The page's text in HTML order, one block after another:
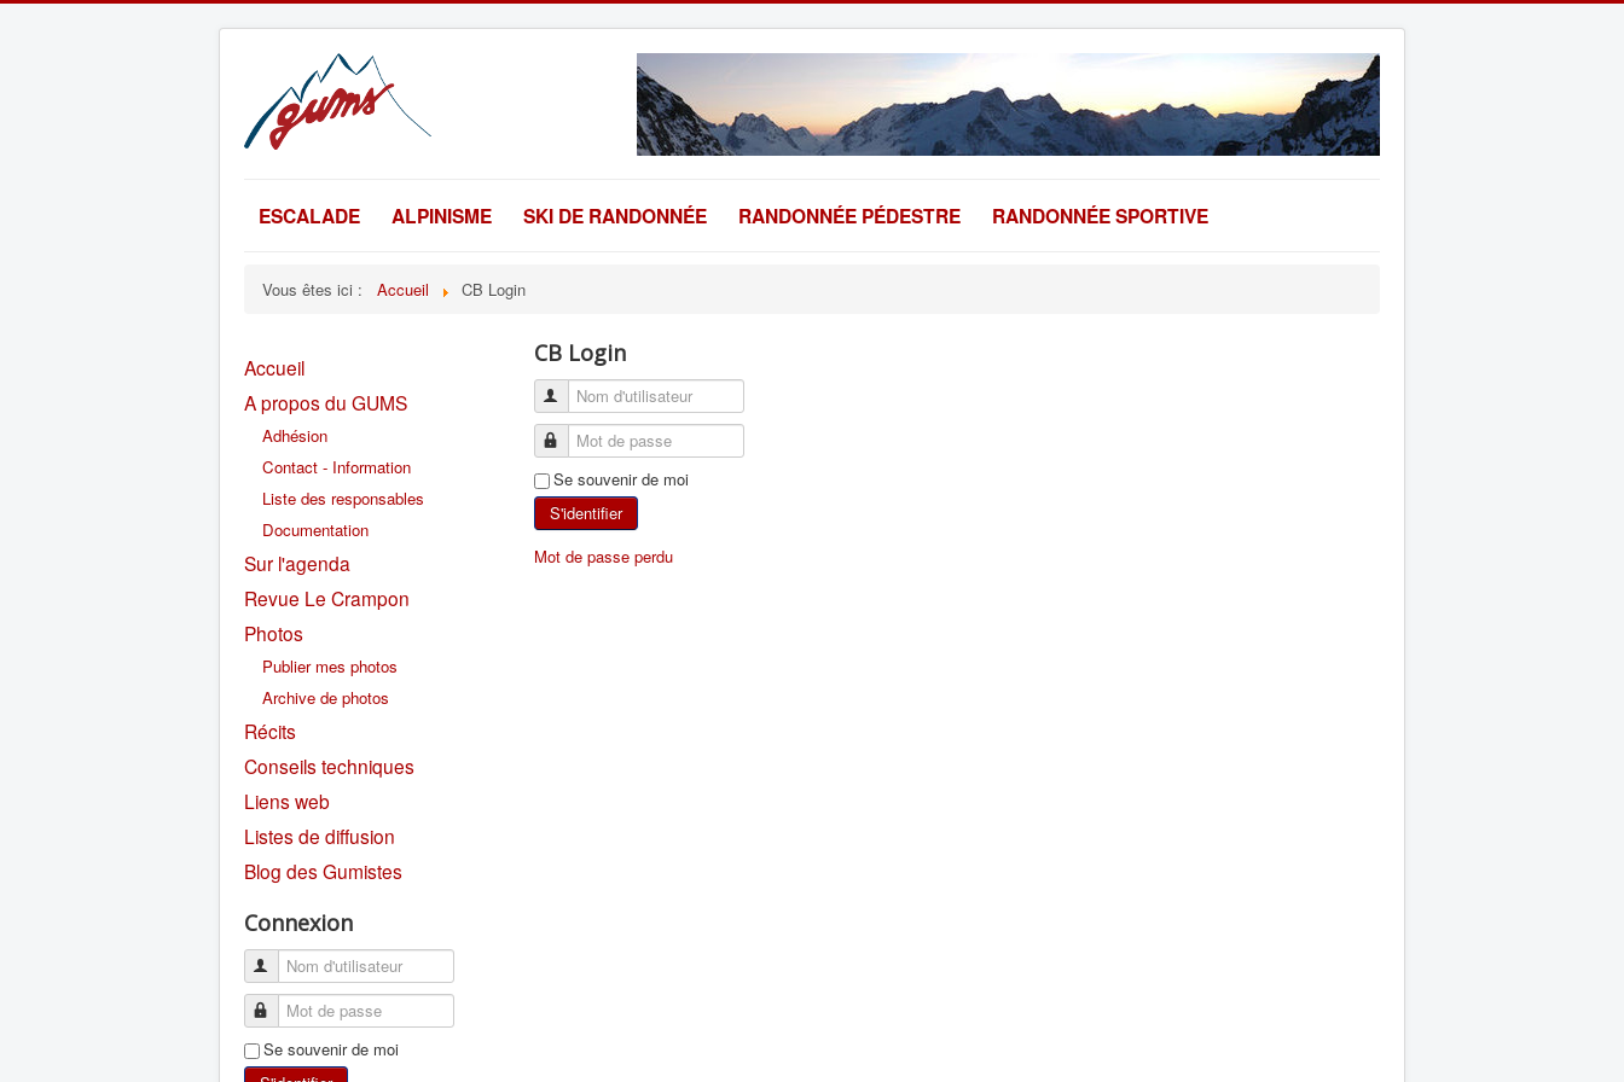
ESCALADE ALPINISME SKI DE RANDONNÉE RANDONNÉE PÉDESTRE RANDONNÉE SPORTIVE
Vous êtes ici : Accueil CB Login
Accueil
A propos du GUMS
Adhésion
Contact - Information
Liste des responsables
Documentation
Sur l'agenda
Revue Le Crampon
Photos
Publier mes photos
Archive de photos
Récits
Conseils techniques
Liens web
Listes de diffusion
Blog des Gumistes
Connexion
Se souvenir de moi
CB Login
Se souvenir de moi
S'identifier
Mot de passe perdu